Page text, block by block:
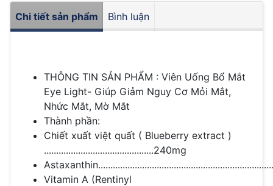
Chi tiết sản phẩm Bình luận
THÔNG TIN SẢN PHẨM : Viên Uống Bổ Mắt
Eye Light- Giúp Giảm Nguy Cơ Mỏi Mắt,
Nhức Mắt, Mờ Mắt
Thành phần:
Chiết xuất việt quất ( Blueberry extract )
.............................................240mg
Vitamin A (Rentinyl